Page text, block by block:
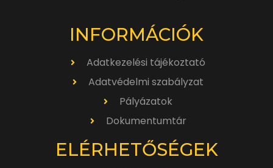
INFORMÁCIÓK
Adatkezelési tájékoztató
Adatvédelmi szabályzat
Pályázatok
Dokumentumtár
ELÉRHETŐSÉGEK